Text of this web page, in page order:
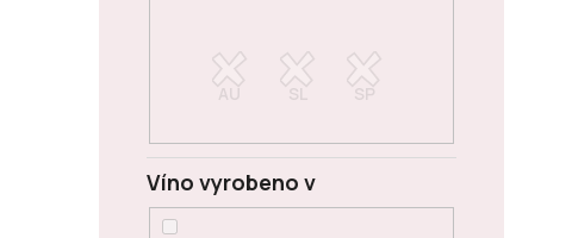
Víno vyrobeno v